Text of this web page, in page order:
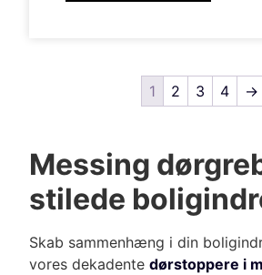
1 2 3 4 →
Messing
stilede
Skab sammenhæng i din
vores dekadentedørstoppere i